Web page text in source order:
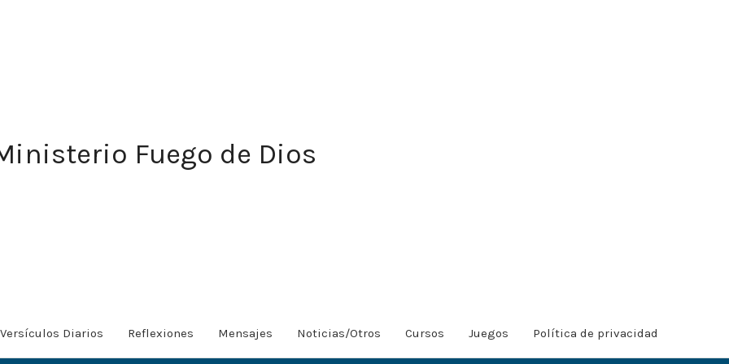
Fuego de Dios
Versículos Diarios Reflexiones Mensajes Noticias/Otros Cursos Juegos Política de privacidad